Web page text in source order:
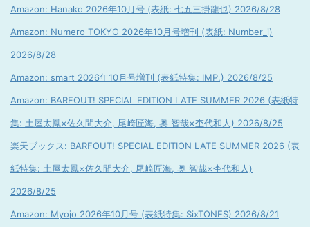
Amazon: Hanako 2026年10月号 (表紙: 七五三掛龍也) 2026/8/28
Amazon: Numero TOKYO 2026年10月号増刊 (表紙: Number_i)
2026/8/28
Amazon: smart 2026年10月号増刊 (表紙特集: IMP.) 2026/8/25
Amazon: BARFOUT! SPECIAL EDITION LATE SUMMER 2026 (表紙特
集: 土屋太鳳×佐久間大介, 尾崎匠海, 奥 智哉×杢代和人) 2026/8/25
楽天ブックス: BARFOUT! SPECIAL EDITION LATE SUMMER 2026 (表
紙特集: 土屋太鳳×佐久間大介, 尾崎匠海, 奥 智哉×杢代和人)
2026/8/25
Amazon: Myojo 2026年10月号 (表紙特集: SixTONES) 2026/8/21